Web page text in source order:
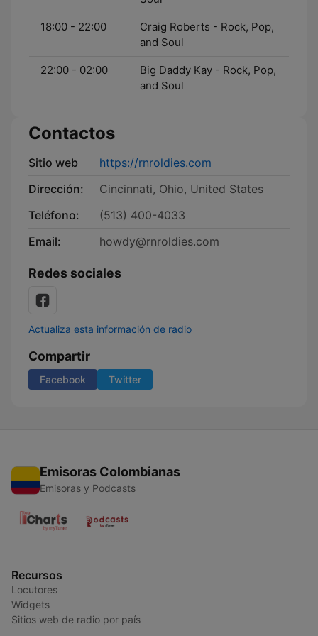
18:00 - 22:00
Craig Roberts - Rock, Pop,
and Soul
22:00 - 02:00
Big Daddy Kay - Rock, Pop,
and Soul
Contactos
Sitio web
https://rnroldies.com
Dirección:
Cincinnati, Ohio, United States
Teléfono:
(513) 400-4033
Email:
howdy@rnroldies.com
Redes sociales
Actualiza esta información de radio
Compartir
Facebook Twitter
Emisoras Colombianas
Emisoras y Podcasts
Recursos
Locutores
Widgets
Sitios web de radio por país